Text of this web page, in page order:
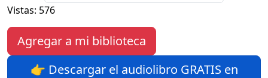
Vistas: 576
Agregar a mi biblioteca
👉 Descargar el audiolibro GRATIS en